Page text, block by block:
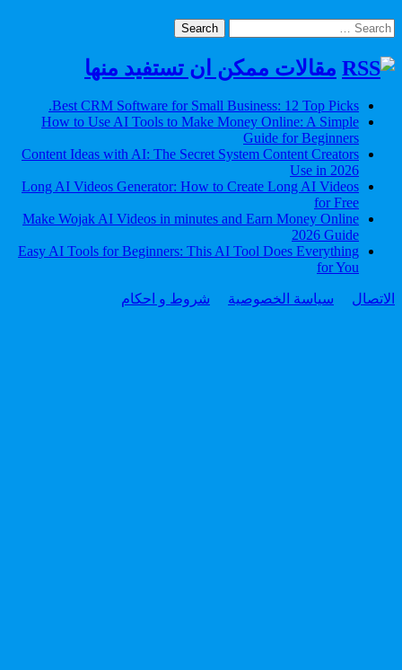
Search
for:
مقالات ممكن ان تستفيد منها
Best CRM Software for Small Business: 12 Top Picks.
How to Use AI Tools to Make Money Online: A Simple
Guide for Beginners
Content Ideas with AI: The Secret System Content Creators
Use in 2026
Long AI Videos Generator: How to Create Long AI Videos
for Free
Make Wojak AI Videos in minutes and Earn Money Online
2026 Guide
Easy AI Tools for Beginners: This AI Tool Does Everything
for You
الاتصال سياسة الخصوصية شروط و احكام